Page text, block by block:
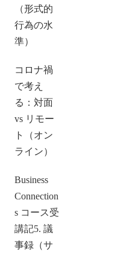
（形式的
行為の水
準）
コロナ禍
で考え
る：対面
vs リモー
ト（オン
ライン）
Business
Connection
s コース受
講記5. 議
事録（サ